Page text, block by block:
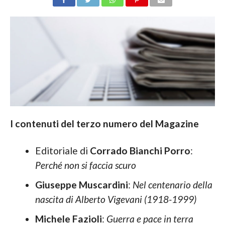
I contenuti del terzo numero del Magazine
Editoriale di Corrado Bianchi Porro:
Perché non si faccia scuro
Giuseppe Muscardini: Nel centenario della
nascita di Alberto Vigevani (1918-1999)
Michele Fazioli: Guerra e pace in terra